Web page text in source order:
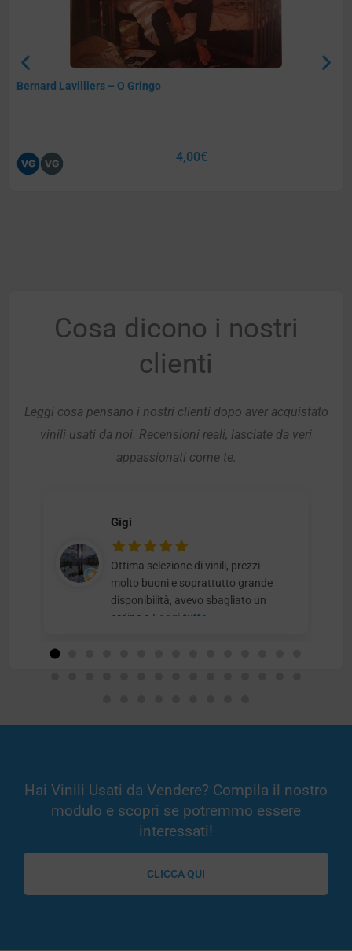
Bernard Lavilliers – O Gringo
4,00€
Cosa dicono i nostri
clienti
Leggi cosa pensano i nostri clienti dopo aver acquistato
vinili usati da noi. Recensioni reali, lasciate da veri
appassionati come te.
Gigi
Ottima selezione di vinili, prezzi
molto buoni e soprattutto grande
disponibilità, avevo sbagliato un
ordine e Leggi tutto
Hai Vinili Usati da Vendere? Compila il nostro
modulo e scopri se potremmo essere
interessati!
CLICCA QUI